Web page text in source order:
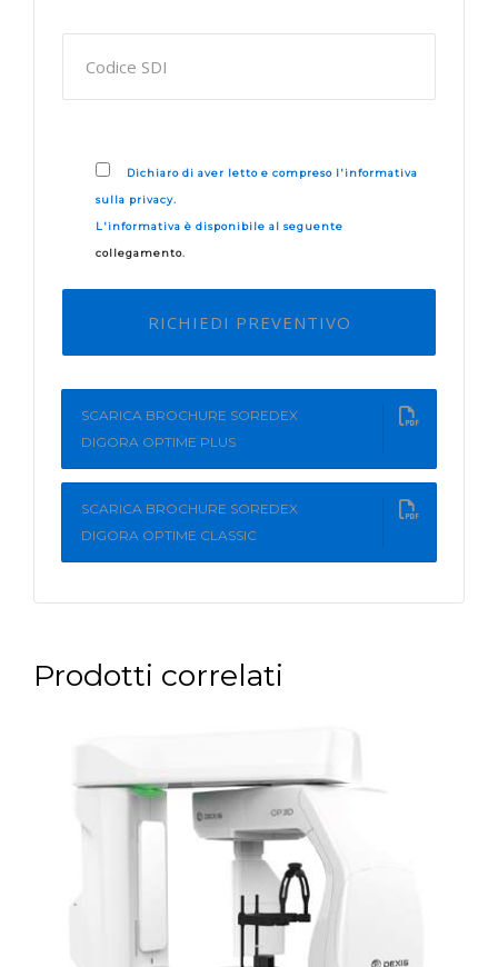
Dichiaro di aver letto e compreso l'informativa
sulla privacy.
L'informativa è disponibile al seguente
collegamento.
SCARICA BROCHURE SOREDEX
DIGORA OPTIME PLUS
SCARICA BROCHURE SOREDEX
DIGORA OPTIME CLASSIC
Prodotti correlati